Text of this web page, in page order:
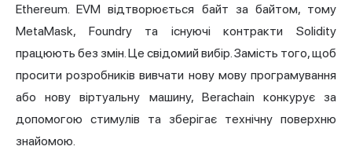
Ethereum. EVM відтворюється байт за байтом, тому
MetaMask, Foundry та існуючі контракти Solidity
працюють без змін. Це свідомий вибір. Замість того, щоб
просити розробників вивчати нову мову програмування
або нову віртуальну машину, Berachain конкурує за
допомогою стимулів та зберігає технічну поверхню
знайомою.